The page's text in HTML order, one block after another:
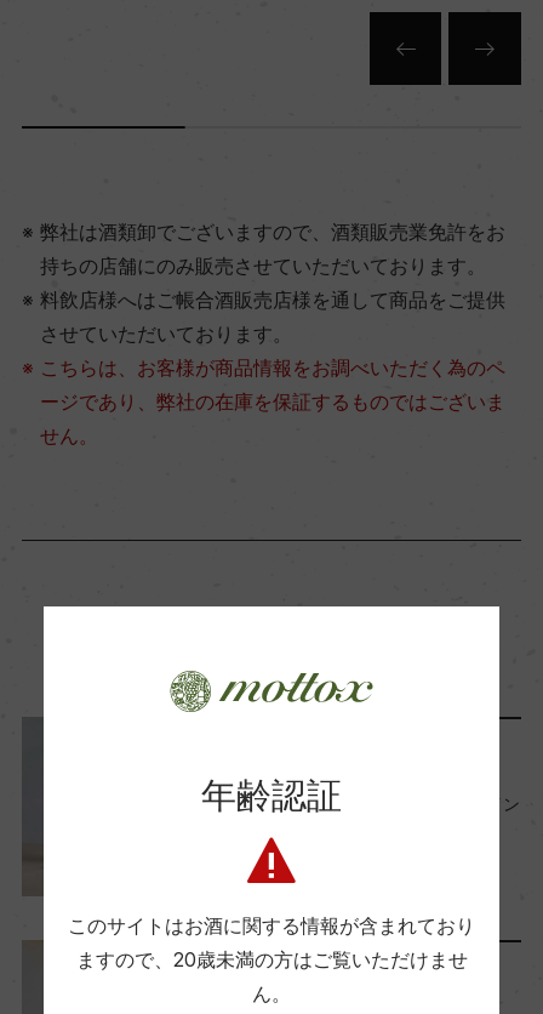
弊社は酒類卸でございますので、酒類販売業免許をお
持ちの店舗にのみ販売させていただいております。
料飲店様へはご帳合酒販売店様を通して商品をご提供
させていただいております。
こちらは、お客様が商品情報をお調べいただく為のペ
ージであり、弊社の在庫を保証するものではございま
せん。
今月のバイヤーおすすめワイン
2026年6月1日
レポート
年齢認証
このサイトはお酒に関する情報が含まれており
ますので、 20歳未満の方はご覧いただけませ
ん。